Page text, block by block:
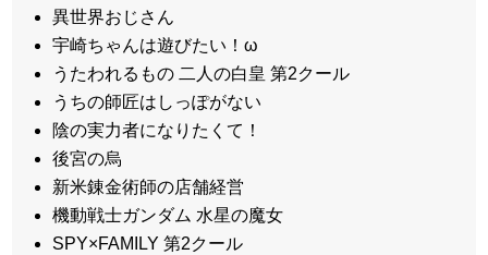
異世界おじさん
宇崎ちゃんは遊びたい！ω
うたわれるもの 二人の白皇 第2クール
うちの師匠はしっぽがない
陰の実力者になりたくて！
後宮の烏
新米錬金術師の店舗経営
機動戦士ガンダム 水星の魔女
SPY×FAMILY 第2クール